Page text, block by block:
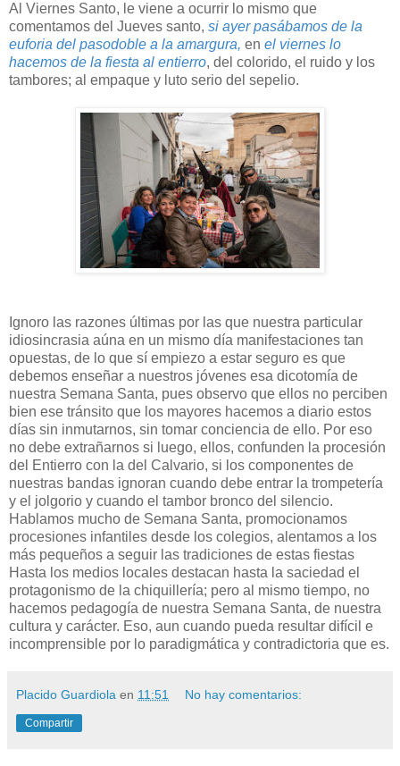
Al Viernes Santo, le viene a ocurrir lo mismo que
comentamos del Jueves santo, si ayer pasábamos de la
euforia del pasodoble a la amargura, en el viernes lo
hacemos de la fiesta al entierro, del colorido, el ruido y los
tambores; al empaque y luto serio del sepelio.
Ignoro las razones últimas por las que nuestra particular
idiosincrasia aúna en un mismo día manifestaciones tan
opuestas, de lo que sí empiezo a estar seguro es que
debemos enseñar a nuestros jóvenes esa dicotomía de
nuestra Semana Santa, pues observo que ellos no perciben
bien ese tránsito que los mayores hacemos a diario estos
días sin inmutarnos, sin tomar conciencia de ello. Por eso
no debe extrañarnos si luego, ellos, confunden la procesión
del Entierro con la del Calvario, si los componentes de
nuestras bandas ignoran cuando debe entrar la trompetería
y el jolgorio y cuando el tambor bronco del silencio.
Hablamos mucho de Semana Santa, promocionamos
procesiones infantiles desde los colegios, alentamos a los
más pequeños a seguir las tradiciones de estas fiestas
Hasta los medios locales destacan hasta la saciedad el
protagonismo de la chiquillería; pero al mismo tiempo, no
hacemos pedagogía de nuestra Semana Santa, de nuestra
cultura y carácter. Eso, aun cuando pueda resultar difícil e
incomprensible por lo paradigmática y contradictoria que es.
Placido Guardiola en 11:51 No hay comentarios:
Compartir